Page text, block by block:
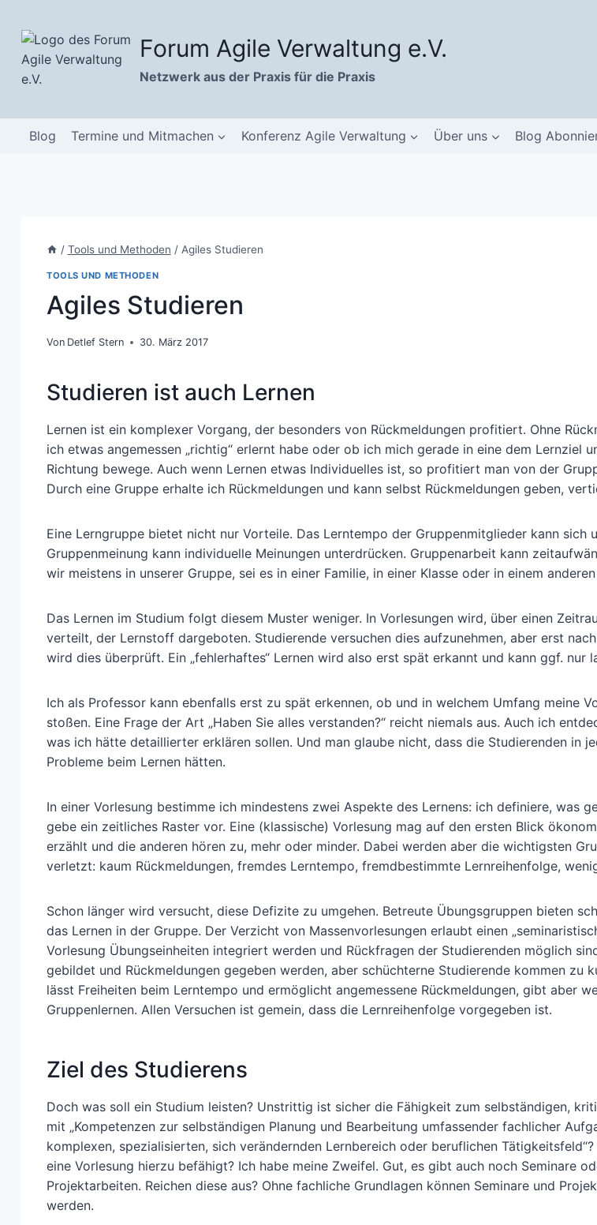
Inhalt
springen
Forum Agile Verwaltung e.V.
Netzwerk aus der Praxis für die Praxis
Blog Termine und Mitmachen Konferenz Agile Verwaltung Über uns Blog
/ Tools und Methoden / Agiles Studieren
TOOLS UND METHODEN
Agiles Studieren
Von Detlef Stern 30. März 2017
Studieren ist auch Lernen
Lernen ist ein komplexer Vorgang, der besonders von Rückmeldungen profitiert. Ohne
ich etwas angemessen „richtig“ erlernt habe oder ob ich mich gerade in eine dem Lernziel
Richtung bewege. Auch wenn Lernen etwas Individuelles ist, so profitiert man von der
Durch eine Gruppe erhalte ich Rückmeldungen und kann selbst Rückmeldungen geben,
Eine Lerngruppe bietet nicht nur Vorteile. Das Lerntempo der Gruppenmitglieder kann sich
Gruppenmeinung kann individuelle Meinungen unterdrücken. Gruppenarbeit kann
wir meistens in unserer Gruppe, sei es in einer Familie, in einer Klasse oder in einem
Das Lernen im Studium folgt diesem Muster weniger. In Vorlesungen wird, über einen
verteilt, der Lernstoff dargeboten. Studierende versuchen dies aufzunehmen, aber erst
wird dies überprüft. Ein „fehlerhaftes“ Lernen wird also erst spät erkannt und kann ggf. nur
Ich als Professor kann ebenfalls erst zu spät erkennen, ob und in welchem Umfang meine
stoßen. Eine Frage der Art „Haben Sie alles verstanden?“ reicht niemals aus. Auch ich
was ich hätte detaillierter erklären sollen. Und man glaube nicht, dass die Studierenden in
Probleme beim Lernen hätten.
In einer Vorlesung bestimme ich mindestens zwei Aspekte des Lernens: ich definiere, was
gebe ein zeitliches Raster vor. Eine (klassische) Vorlesung mag auf den ersten Blick
erzählt und die anderen hören zu, mehr oder minder. Dabei werden aber die wichtigsten
verletzt: kaum Rückmeldungen, fremdes Lerntempo, fremdbestimmte Lernreihenfolge,
Schon länger wird versucht, diese Defizite zu umgehen. Betreute Übungsgruppen bieten
das Lernen in der Gruppe. Der Verzicht von Massenvorlesungen erlaubt einen
Vorlesung Übungseinheiten integriert werden und Rückfragen der Studierenden möglich
gebildet und Rückmeldungen gegeben werden, aber schüchterne Studierende kommen zu
lässt Freiheiten beim Lerntempo und ermöglicht angemessene Rückmeldungen, gibt aber
Gruppenlernen. Allen Versuchen ist gemein, dass die Lernreihenfolge vorgegeben ist.
Ziel des Studierens
Doch was soll ein Studium leisten? Unstrittig ist sicher die Fähigkeit zum selbständigen,
mit „Kompetenzen zur selbständigen Planung und Bearbeitung umfassender fachlicher
komplexen, spezialisierten, sich verändernden Lernbereich oder beruflichen
eine Vorlesung hierzu befähigt? Ich habe meine Zweifel. Gut, es gibt auch noch Seminare
Projektarbeiten. Reichen diese aus? Ohne fachliche Grundlagen können Seminare und
werden.